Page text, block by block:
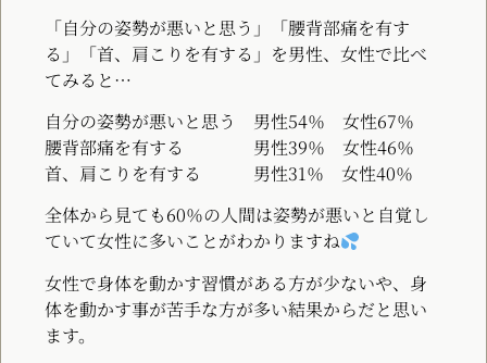
「自分の姿勢が悪いと思う」「腰背部痛を有す
る」「首、肩こりを有する」を男性、女性で比べ
てみると…
自分の姿勢が悪いと思う 男性54％ 女性67％
腰背部痛を有する 男性39％ 女性46％
首、肩こりを有する 男性31％ 女性40％
全体から見ても60％の人間は姿勢が悪いと自覚し
ていて女性に多いことがわかりますね
女性で身体を動かす習慣がある方が少ないや、身
体を動かす事が苦手な方が多い結果からだと思い
ます。